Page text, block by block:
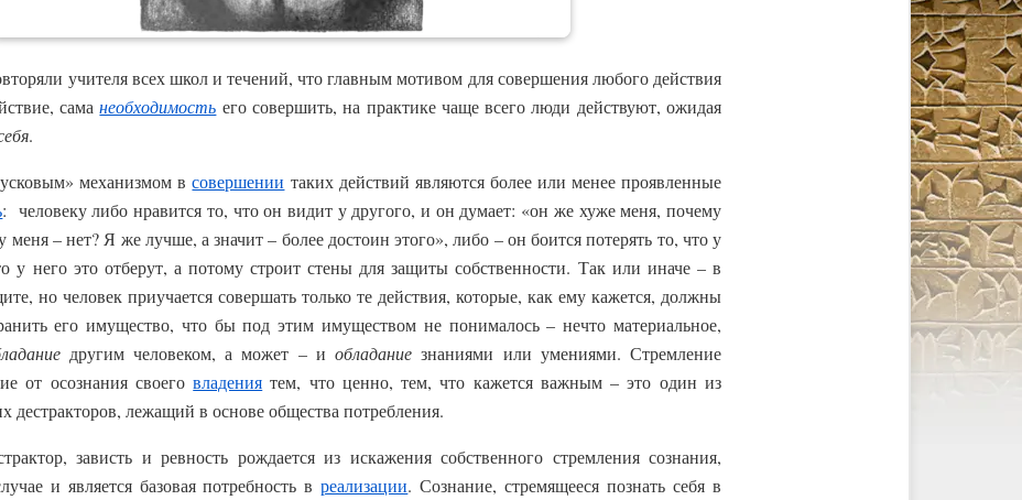
учителя всех школ и течений, что главным мотивом для совершения любого действия
саманеобходимость его совершить, на практике чаще всего люди действуют, ожидая
.
механизмом всовершении таких действий являются более или менее проявленные
: человеку либо нравится то, что он видит у другого, и он думает: «он же хуже меня, почему
меня – нет? Я же лучше, а значит – более достоин этого», либо – он боится потерять то, что у
у него это отберут, а потому строит стены для защиты собственности. Так или иначе – в
но человек приучается совершать только те действия, которые, как ему кажется, должны
его имущество, что бы под этим имуществом не понималось – нечто материальное,
другим человеком, а может – иобладание знаниями или умениями. Стремление
от осознания своеговладения тем, что ценно, тем, что кажется важным – это один из
дестракторов, лежащий в основе общества потребления.
зависть и ревность рождается из искажения собственного стремления сознания,
и является базовая потребность вреализации. Сознание, стремящееся познать себя в